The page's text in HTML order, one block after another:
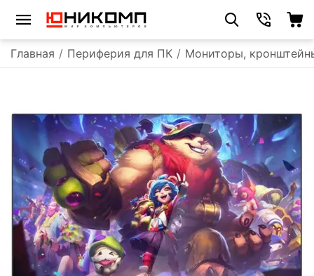
Главная / Периферия для ПК / Мониторы,